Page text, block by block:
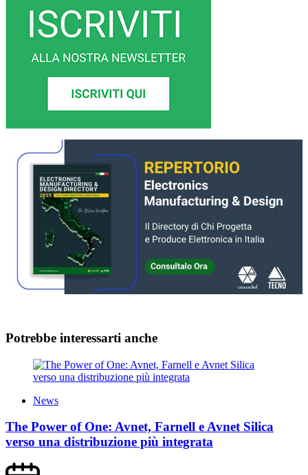
Potrebbe interessarti anche
News
The Power of One: Avnet, Farnell e Avnet Silica
verso una distribuzione più integrata